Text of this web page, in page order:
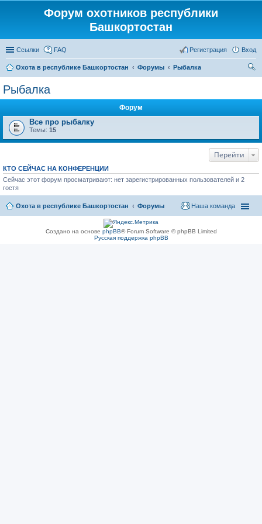
Форум охотников республики
Башкортостан
Ссылки FAQ Вход
Регистрация
Охота в республике Башкортостан Форумы
Рыбалка
Рыбалка
Форум
Все про рыбалку
Темы: 15
Перейти
КТО СЕЙЧАС НА КОНФЕРЕНЦИИ
Сейчас этот форум просматривают: нет зарегистрированных пользователей и 2
гостя
Охота в республике Башкортостан Форумы Наша команда
Создано на основе phpBB® Forum Software © phpBB Limited
Русская поддержка phpBB